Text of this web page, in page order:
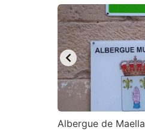
mark
key
to
keyboard
shortcuts
Albergue de Maella